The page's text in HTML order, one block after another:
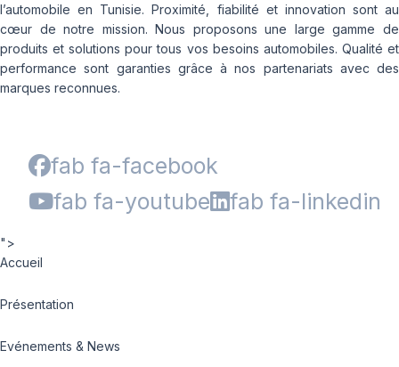
l’automobile en Tunisie. Proximité, fiabilité et innovation sont au
cœur de notre mission. Nous proposons une large gamme de
produits et solutions pour tous vos besoins automobiles. Qualité et
performance sont garanties grâce à nos partenariats avec des
marques reconnues.
fab fa-facebook
fab fa-youtube
fab fa-linkedin
">
Accueil
Présentation
Evénements & News